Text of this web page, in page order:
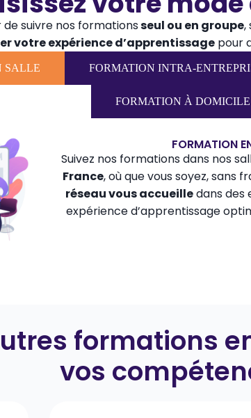
suivre nos formationsseul ou en groupe,
votre expérience d’apprentissage pour
SALLE FORMATION INTRA-
FORMATION À DOMICILE
FORMATION
Suivez nos formations dans nos
France, où que vous soyez, sans
réseau vous accueilledans des
expérience d’apprentissage
formations
vos